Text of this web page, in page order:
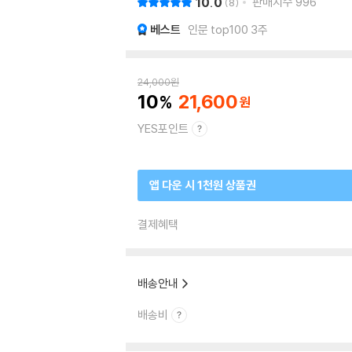
베스트 인문 top100 3주
24,000원
10 21,600
YES포인트
앱 다운 시 1천원 상품권
결제혜택
배송안내
배송비